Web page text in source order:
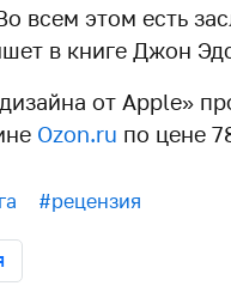
всем этом есть
в книге Джон
от Apple»
Ozon.ru по цене
#рецензия